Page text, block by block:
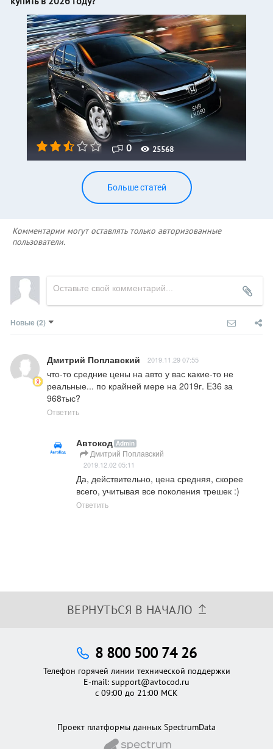
0 25568
Больше статей
Комментарии могут оставлять только авторизованные
пользователи.
Новые (2)
Дмитрий Поплавский 2019.11.29 07:55
что-то средние цены на авто у вас какие-то не
реальные... по крайней мере на 2019г. E36 за
968тыс?
Ответить
Автокод Admin
Дмитрий Поплавский
2019.12.02 05:11
Да, действительно, цена средняя, скорее
всего, учитывая все поколения трешек :)
Ответить
ВЕРНУТЬСЯ В НАЧАЛО
Проект платформы данных SpectrumData
8 800 500 74 26
Телефон горячей линии технической поддержки
E-mail: support@avtocod.ru
с 09:00 до 21:00 МСК